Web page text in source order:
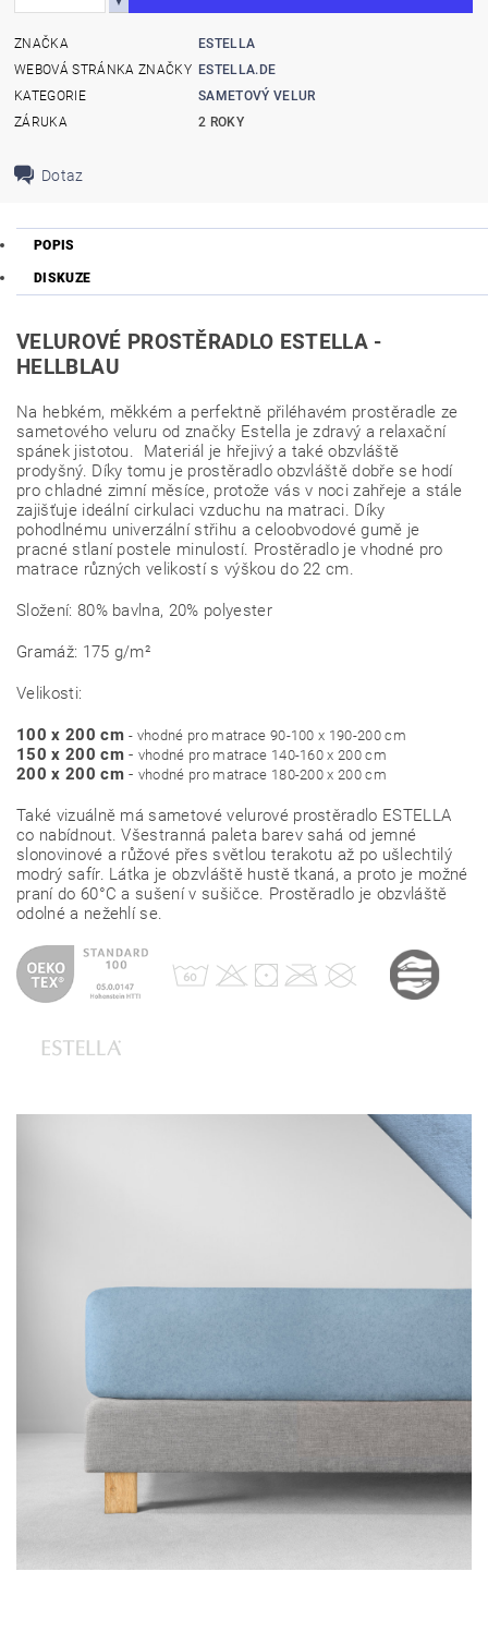
ZNAČKA
ESTELLA
WEBOVÁ STRÁNKA ZNAČKY ESTELLA.DE
KATEGORIE
SAMETOVÝ VELUR
ZÁRUKA
2 ROKY
Dotaz
POPIS
DISKUZE
VELUROVÉ PROSTĚRADLO ESTELLA -
HELLBLAU
Na hebkém, měkkém a perfektně přiléhavém prostěradle ze
sametového veluru od značky Estella je zdravý a relaxační
spánek jistotou. Materiál je hřejivý a také obzvláště
prodyšný. Díky tomu je prostěradlo obzvláště dobře se hodí
pro chladné zimní měsíce, protože vás v noci zahřeje a stále
zajišťuje ideální cirkulaci vzduchu na matraci. Díky
pohodlnému univerzální střihu a celoobvodové gumě je
pracné stlaní postele minulostí. Prostěradlo je vhodné pro
matrace různých velikostí s výškou do 22 cm.
Složení: 80% bavlna, 20% polyester
Gramáž: 175 g/m²
Velikosti:
100 x 200 cm - vhodné pro matrace 90-100 x 190-200 cm
150 x 200 cm- vhodné pro matrace 140-160 x 200 cm
200 x 200 cm- vhodné pro matrace 180-200 x 200 cm
Také vizuálně má sametové velurové prostěradlo ESTELLA
co nabídnout. Všestranná paleta barev sahá od jemné
slonovinové a růžové přes světlou terakotu až po ušlechtilý
modrý safír. Látka je obzvláště hustě tkaná, a proto je možné
praní do 60°C a sušení v sušičce. Prostěradlo je obzvláště
odolné a nežehlí se.